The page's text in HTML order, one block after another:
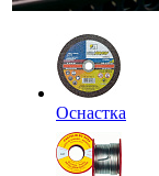
Оснастка